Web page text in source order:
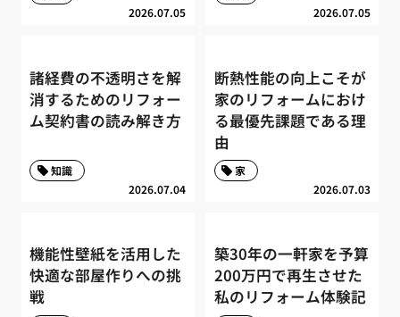
2026.07.05 2026.07.05
諸経費の不透明さを解
消するためのリフォー
ム契約書の読み解き方
2026.07.04
知識
断熱性能の向上こそが
家のリフォームにおけ
る最優先課題である理
由
2026.07.03
家
機能性壁紙を活用した
快適な部屋作りへの挑
戦
築30年の一軒家を予算
200万円で再生させた
私のリフォーム体験記